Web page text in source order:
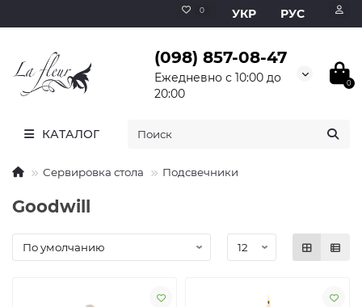
0 УКР РУС
(098) 857-08-47
Ежедневно с 10:00 до
20:00
0
КАТАЛОГ
Сервировка стола Подсвечники
Goodwill